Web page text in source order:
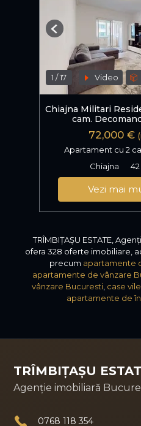
1 /17 Video
Previous
Chiajna Militari
cam.
72,000 €
Apartament cu 2
Chiajna
Vezi mai
TRÎMBIȚAȘU ESTATE,
ofera 328 oferte imobiliare,
precum apartamente
apartamente de vânzare
vânzare Bucuresti, case
apartamente de
TRÎMBIȚAȘU
Agenție imobiliară
0768 118 354